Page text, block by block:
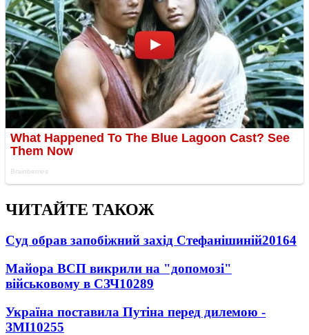
ЧИТАЙТЕ ТАКОЖ
Суд обрав запобіжний захід Стефанішиній20164
Майора ВСП викрили на "допомозі"
військовому в СЗЧ10289
Україна поставила Путіна перед дилемою -
ЗМІ10255